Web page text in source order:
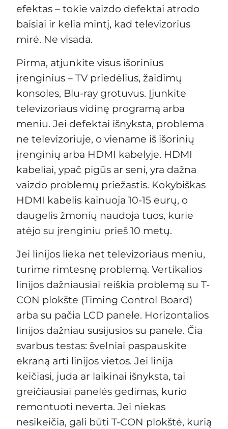
efektas – tokie vaizdo defektai atrodo
baisiai ir kelia mintį, kad televizorius
mirė. Ne visada.
Pirma, atjunkite visus išorinius
įrenginius – TV priedėlius, žaidimų
konsoles, Blu-ray grotuvus. Įjunkite
televizoriaus vidinę programą arba
meniu. Jei defektai išnyksta, problema
ne televizoriuje, o viename iš išorinių
įrenginių arba HDMI kabelyje. HDMI
kabeliai, ypač pigūs ar seni, yra dažna
vaizdo problemų priežastis. Kokybiškas
HDMI kabelis kainuoja 10-15 eurų, o
daugelis žmonių naudoja tuos, kurie
atėjo su įrenginiu prieš 10 metų.
Jei linijos lieka net televizoriaus meniu,
turime rimtesnę problemą. Vertikalios
linijos dažniausiai reiškia problemą su T-
CON plokšte (Timing Control Board)
arba su pačia LCD panele. Horizontalios
linijos dažniau susijusios su panele. Čia
svarbus testas: švelniai paspauskite
ekraną arti linijos vietos. Jei linija
keičiasi, juda ar laikinai išnyksta, tai
greičiausiai panelės gedimas, kurio
remontuoti neverta. Jei niekas
nesikeičia, gali būti T-CON plokštė, kurią